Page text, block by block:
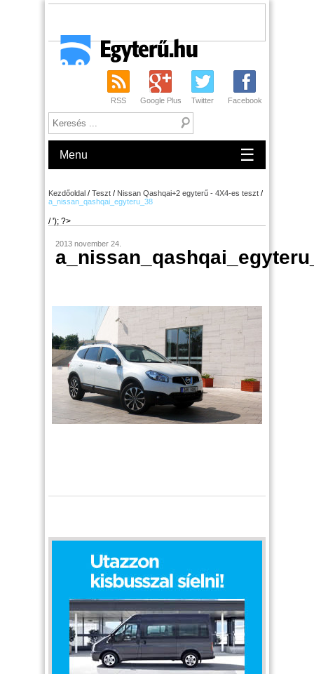
RSS Google Plus Twitter Facebook
Menu ☰
Kezdőoldal / Teszt / Nissan Qashqai+2 egyterű - 4X4-es teszt /
a_nissan_qashqai_egyteru_38
/ '); ?>
2013 november 24.